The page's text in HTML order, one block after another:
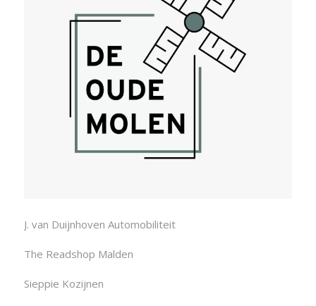
J. van Duijnhoven Automobiliteit
The Readshop Malden
Sieppie Kozijnen